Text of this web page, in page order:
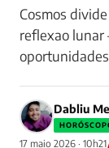
Cosmos
reflexao lunar
Dabliu
17 maio 2026 · 10h21